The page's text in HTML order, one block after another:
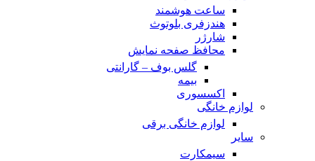
ساعت هوشمند
هندزفری بلوتوث
شارژر
محافظ صفحه نمایش
گلس بوف – گارانتی
بیمه
اکسسوری
لوازم خانگی
لوازم خانگی برقی
سایر
سیمکارت